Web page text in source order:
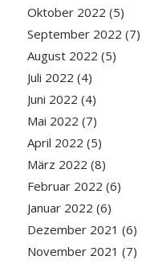
Oktober 2022 (5)
September 2022 (7)
August 2022 (5)
Juli 2022 (4)
Juni 2022 (4)
Mai 2022 (7)
April 2022 (5)
März 2022 (8)
Februar 2022 (6)
Januar 2022 (6)
Dezember 2021 (6)
November 2021 (7)